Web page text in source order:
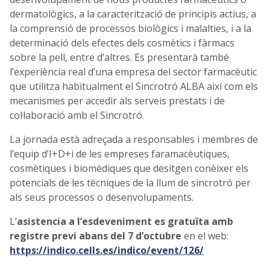
dermatològics, a la caracterització de principis actius, a
la comprensió de processos biològics i malalties, i a la
determinació dels efectes dels cosmètics i fàrmacs
sobre la pell, entre d’altres. Es presentarà també
l’experiència real d’una empresa del sector farmacèutic
que utilitza habitualment el Sincrotró ALBA així com els
mecanismes per accedir als serveis prestats i de
col·laboració amb el Sincrotró.
La jornada està adreçada a responsables i membres de
l’equip d’I+D+i de les empreses faramacèutiques,
cosmètiques i biomèdiques que desitgen conèixer els
potencials de les tècniques de la llum de sincrotró per
als seus processos o desenvolupaments.
L’asistencia a l’esdeveniment es gratuïta amb
registre previ abans del 7 d’octubre en el web:
https://indico.cells.es/indico/event/126/